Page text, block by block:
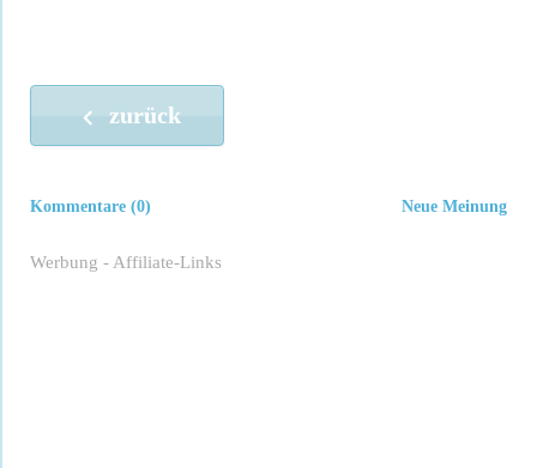
zurück
Neue Meinung
Kommentare (0)
Werbung - Affiliate-Links